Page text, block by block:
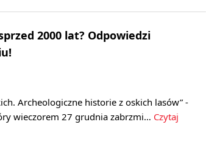
2000 lat? Odpowiedzi
Archeologiczne historie z oskich lasów” -
wieczorem 27 grudnia zabrzmi… Czytaj